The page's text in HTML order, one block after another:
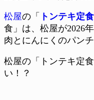
松屋の「 トンテキ定食
食」は、松屋が2026
肉とにんにくのパン
松屋の「トンテキ定
い！？